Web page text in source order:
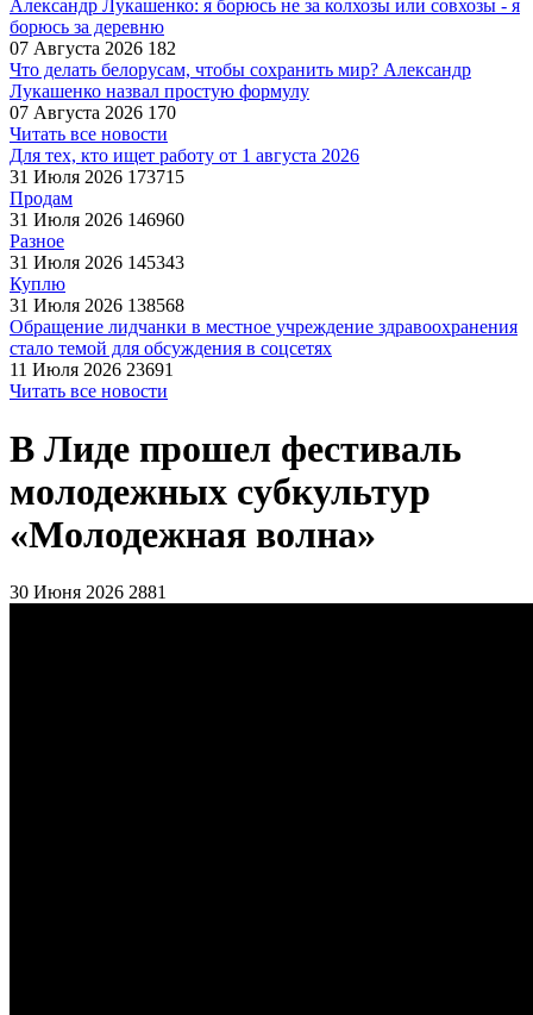
Александр Лукашенко: я борюсь не за колхозы или совхозы - я
борюсь за деревню
07 Августа 2026 182
Что делать белорусам, чтобы сохранить мир? Александр
Лукашенко назвал простую формулу
07 Августа 2026 170
Читать все новости
Для тех, кто ищет работу от 1 августа 2026
31 Июля 2026 173715
Продам
31 Июля 2026 146960
Разное
31 Июля 2026 145343
Куплю
31 Июля 2026 138568
Обращение лидчанки в местное учреждение здравоохранения
стало темой для обсуждения в соцсетях
11 Июля 2026 23691
Читать все новости
В Лиде прошел фестиваль
молодежных субкультур
«Молодежная волна»
30 Июня 2026 2881